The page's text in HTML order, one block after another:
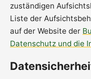
zuständigen
Liste der
auf der Website der
Datenschutz und die